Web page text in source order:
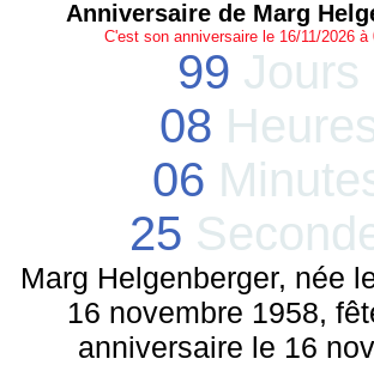
Anniversaire de Marg
C'est son anniversaire le 16/11/2026 à
99 Jours
08
06
25
Marg Helgenberger, née
16 novembre 1958,
anniversaire le 16